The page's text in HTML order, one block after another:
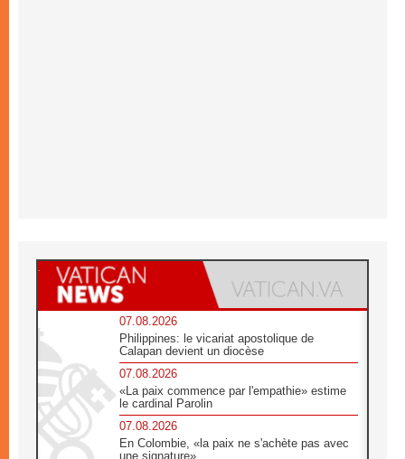
07.08.2026
Philippines: le vicariat apostolique de
Calapan devient un diocèse
07.08.2026
«La paix commence par l'empathie» estime
le cardinal Parolin
07.08.2026
En Colombie, «la paix ne s'achète pas avec
une signature»